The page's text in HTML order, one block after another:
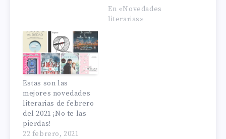
En «Novedades
literarias»
Estas son las
mejores novedades
literarias de febrero
del 2021 ¡No te las
pierdas!
22 febrero, 2021